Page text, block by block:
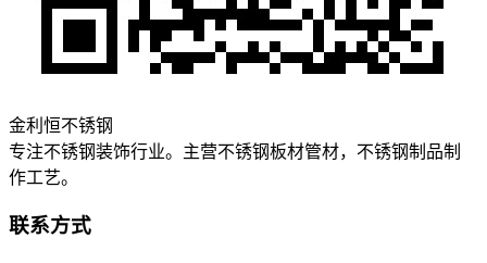
金利恒不锈钢
专注不锈钢装饰行业。主营不锈钢板材管材，不锈钢制品制
作工艺。
联系方式